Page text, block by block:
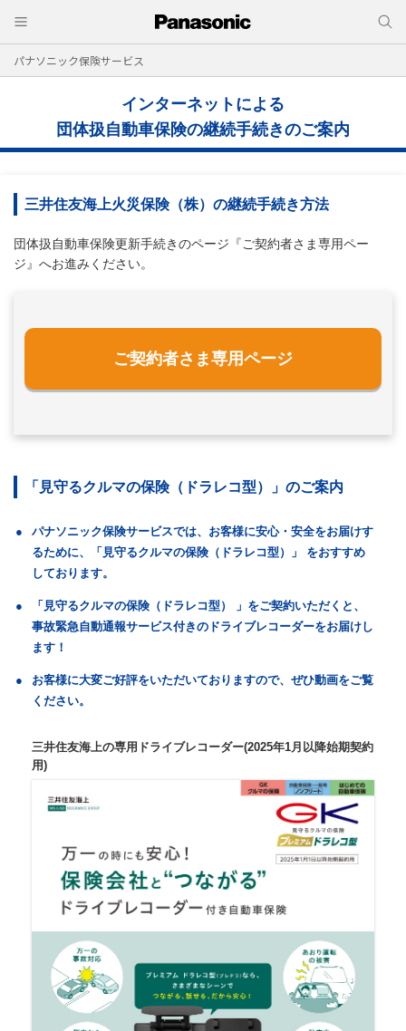
パナソニック保険サービス
インターネットによる
団体扱自動車保険の継続手続きのご案内
三井住友海上火災保険（株）の継続手続き方法
団体扱自動車保険更新手続きのページ『ご契約者さま専用ペー
ジ』へお進みください。
ご契約者さま専用ページ
「見守るクルマの保険（ドラレコ型）」のご案内
●
パナソニック保険サービスでは、お客様に安心・安全をお届けす
るために、「見守るクルマの保険（ドラレコ型）」 をおすすめ
しております。
●
「見守るクルマの保険（ドラレコ型） 」をご契約いただくと、
事故緊急自動通報サービス付きのドライブレコーダーをお届けし
ます！
●
お客様に大変ご好評をいただいておりますので、ぜひ動画をご覧
ください。
三井住友海上の専用ドライブレコーダー(2025年1月以降始期契約
用)